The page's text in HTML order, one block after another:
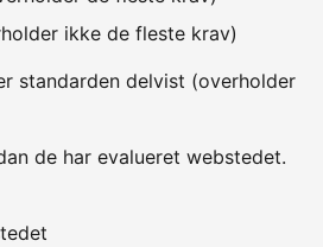
ikke de fleste krav)
standarden delvist (overholder
de har evalueret webstedet.